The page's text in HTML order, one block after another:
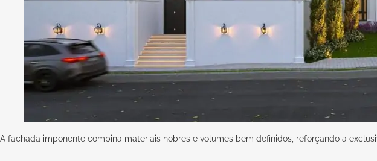
A fachada imponente combina materiais nobres e volumes bem definidos, reforçando a